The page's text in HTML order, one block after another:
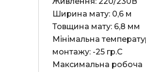
Ширина мату: 0,6 м
Товщина мату: 6,8 мм
Мінімальна
монтажу: -25 гр.С
Максимальна робоча